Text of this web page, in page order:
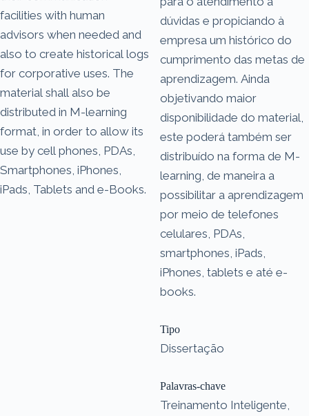
facilities with human
advisors when needed and
also to create historical logs
for corporative uses. The
material shall also be
distributed in M-learning
format, in order to allow its
use by cell phones, PDAs,
Smartphones, iPhones,
iPads, Tablets and e-Books.
dúvidas e propiciando à
empresa um histórico do
cumprimento das metas de
aprendizagem. Ainda
objetivando maior
disponibilidade do material,
este poderá também ser
distribuído na forma de M-
learning, de maneira a
possibilitar a aprendizagem
por meio de telefones
celulares, PDAs,
smartphones, iPads,
iPhones, tablets e até e-
books.
Tipo
Dissertação
Palavras-chave
Treinamento Inteligente,